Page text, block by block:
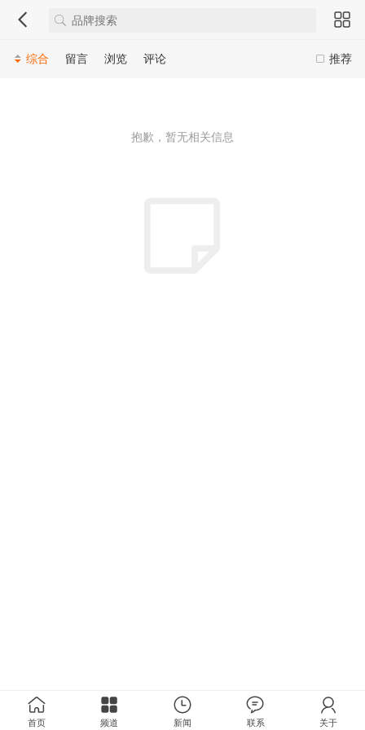
推荐
综合 留言 浏览 评论
抱歉，暂无相关信息
首页 频道 新闻 联系 关于